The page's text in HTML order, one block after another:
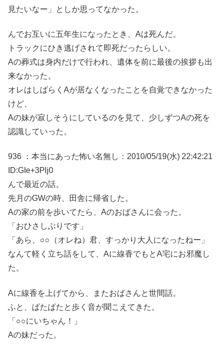
見たいなー」としか思ってなかった。
んでお互いに五年生になったとき、Aは死んだ。
トラックにひき逃げされて即死だったらしい。
Aの葬式は身内だけで行われ、遺体を前に最後の挨拶も出
来なかった。
オレはしばらくAが居なくなったことを自覚できなかった
けど、
Aの妹が寂しそうにしているのを見て、少しずつAの死を
認識していった。
936 ：本当にあった怖い名無し：2010/05/19(水) 22:42:21
ID:GIe+3Plj0
んで最近の話。
先月のGWの時、田舎に帰省した。
Aの家の前を歩いてたら、Aのおばさんに会った。
「おひさしぶりです」
「あら、○○（オレね）君、すっかり大人になったねー」
なんて軽く立ち話をして、Aに線香でもとA宅にお邪魔し
た。
Aに線香を上げてから、またおばさんと世間話。
ふと、ぱたぱたと歩く音が聞こえてきた。
「○○にいちゃん！」
Aの妹だった。